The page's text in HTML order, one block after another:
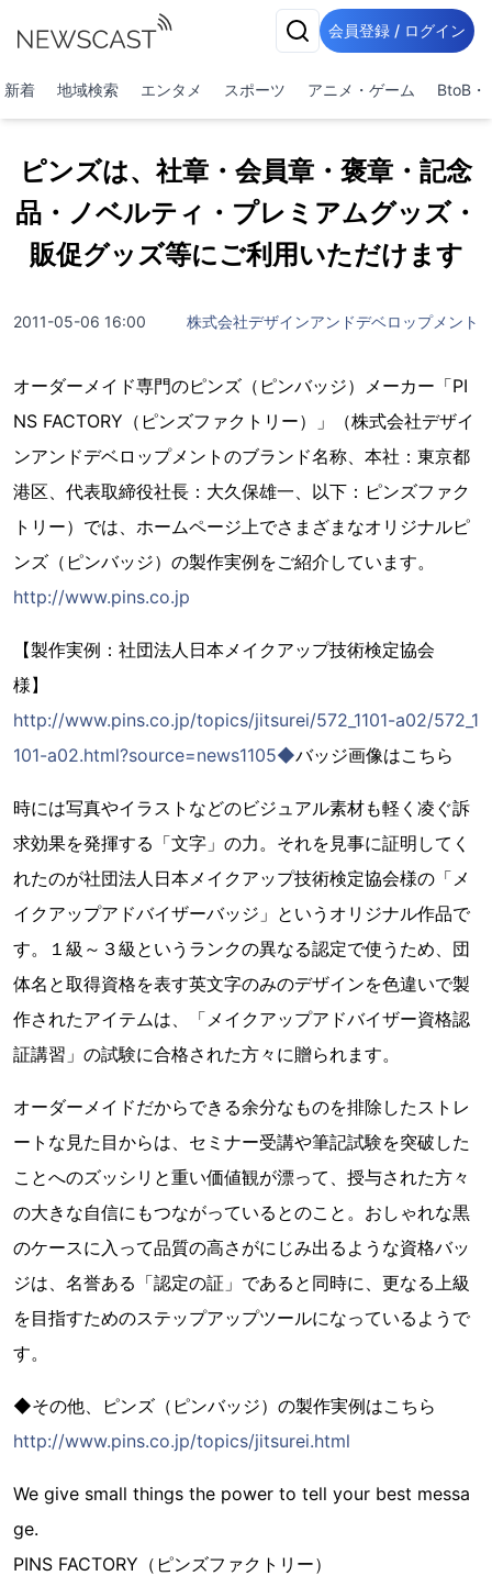
会員登録 / ログイン
新着 地域検索 エンタメ スポーツ アニメ・ゲーム BtoB・
ピンズは、社章・会員章・褒章・記念
品・ノベルティ・プレミアムグッズ・
販促グッズ等にご利用いただけます
2011-05-06 16:00 株式会社デザインアンドデベロップメント
オーダーメイド専門のピンズ（ピンバッジ）メーカー「PI
NS FACTORY（ピンズファクトリー）」（株式会社デザイ
ンアンドデベロップメントのブランド名称、本社：東京都
港区、代表取締役社長：大久保雄一、以下：ピンズファク
トリー）では、ホームページ上でさまざまなオリジナルピ
ンズ（ピンバッジ）の製作実例をご紹介しています。
http://www.pins.co.jp
【製作実例：社団法人日本メイクアップ技術検定協会
様】
http://www.pins.co.jp/topics/jitsurei/572_1101-a02/572_1
101-a02.html?source=news1105◆バッジ画像はこちら
時には写真やイラストなどのビジュアル素材も軽く凌ぐ訴
求効果を発揮する「文字」の力。それを見事に証明してく
れたのが社団法人日本メイクアップ技術検定協会様の「メ
イクアップアドバイザーバッジ」というオリジナル作品で
す。１級～３級というランクの異なる認定で使うため、団
体名と取得資格を表す英文字のみのデザインを色違いで製
作されたアイテムは、「メイクアップアドバイザー資格認
証講習」の試験に合格された方々に贈られます。
オーダーメイドだからできる余分なものを排除したストレ
ートな見た目からは、セミナー受講や筆記試験を突破した
ことへのズッシリと重い価値観が漂って、授与された方々
の大きな自信にもつながっているとのこと。おしゃれな黒
のケースに入って品質の高さがにじみ出るような資格バッ
ジは、名誉ある「認定の証」であると同時に、更なる上級
を目指すためのステップアップツールになっているようで
す。
◆その他、ピンズ（ピンバッジ）の製作実例はこちら
http://www.pins.co.jp/topics/jitsurei.html
We give small things the power to tell your best messa
ge.
PINS FACTORY（ピンズファクトリー）